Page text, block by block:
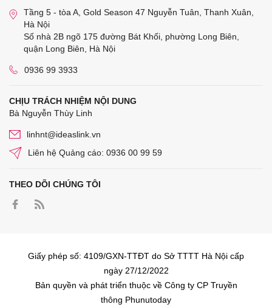
Tầng 5 - tòa A, Gold Season 47 Nguyễn Tuân, Thanh Xuân,
Hà Nội
Số nhà 2B ngõ 175 đường Bát Khối, phường Long Biên,
quận Long Biên, Hà Nội
0936 99 3933
CHỊU TRÁCH NHIỆM NỘI DUNG
Bà Nguyễn Thùy Linh
linhnt@ideaslink.vn
Liên hệ Quảng cáo: 0936 00 99 59
THEO DÕI CHÚNG TÔI
Giấy phép số: 4109/GXN-TTĐT do Sở TTTT Hà Nội cấp
ngày 27/12/2022
Bản quyền và phát triển thuộc về Công ty CP Truyền
thông Phunutoday